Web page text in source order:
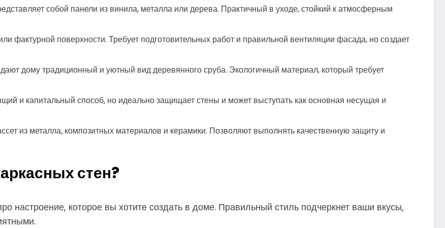
собой панели из винила, металла или дерева. Практичный в уходе, стойкий к атмосферным
фактурной поверхности. Требует подготовительных работ и правильной вентиляции фасада, но создает
дому традиционный и уютный вид деревянного сруба. Экологичный материал, который требует
и капитальный способ, но идеально защищает стены и может выступать как основная несущая и
из металла, композитных материалов и керамики. Позволяют выполнять качественную защиту и
стен?
настроение, которое вы хотите создать в доме. Правильный стиль подчеркнет ваши вкусы,